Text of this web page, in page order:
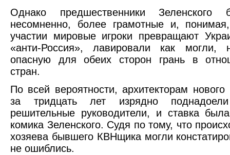
Однако предшественники
несомненно, более грамотные и,
участии мировые игроки превращают
«анти-Россия», лавировали как могли,
опасную для обеих сторон грань в
стран.
По всей вероятности, архитекторам нового
за тридцать лет изрядно
решительные руководители, и ставка
комика Зеленского. Судя по тому, что
хозяева бывшего КВНщика могли
не ошиблись.